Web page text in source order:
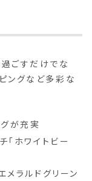
過ごすだけでな
ングなど多彩な
グが充実
「ホワイトビー
メラルドグリーン